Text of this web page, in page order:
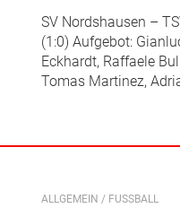
SV Nordshausen –
(1:0) Aufgebot:
Eckhardt, Raffaele
Tomas Martinez,
ALLGEMEIN / FUSSBALL